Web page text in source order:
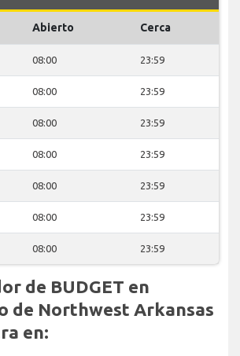
Abierto Cerca
08:00 23:59
08:00 23:59
08:00 23:59
08:00 23:59
08:00 23:59
08:00 23:59
08:00 23:59
de BUDGET en
de Northwest Arkansas
en: